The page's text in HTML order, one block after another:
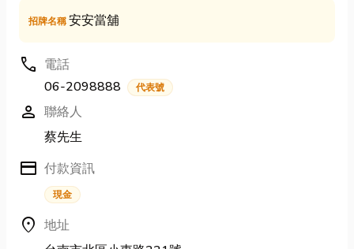
招牌名稱安安當舖
call 電話
06-2098888
代表號
person 聯絡人
蔡先生
credit_card 付款資訊
現金
location_on 地址